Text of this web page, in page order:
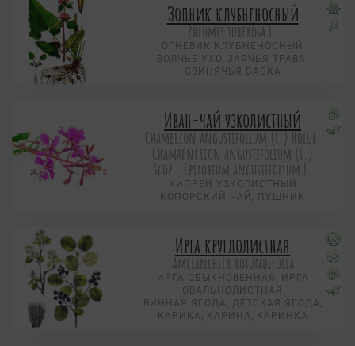
Зопник клубненосный
Phlomis tuberosa L.
ОГНЕВИК КЛУБНЕНОСНЫЙ
ВОЛЧЬЕ УХО, ЗАЯЧЬЯ ТРАВА,
СВИНЯЧЬЯ БАБКА
Иван-чай узколистный
Chamerion angustifolium (L.) Holub,
Chamaenerion angustifolium (L.)
Scop., Epilobium angustifolium L.
КИПРЕЙ УЗКОЛИСТНЫЙ
КОПОРСКИЙ ЧАЙ, ПУШНИК
Ирга круглолистная
Amelanchier rotundifolia
ИРГА ОБЫКНОВЕННАЯ, ИРГА
ОВАЛЬНОЛИСТНАЯ
ВИННАЯ ЯГОДА, ДЕТСКАЯ ЯГОДА,
КАРИКА, КАРИНА, КАРИНКА